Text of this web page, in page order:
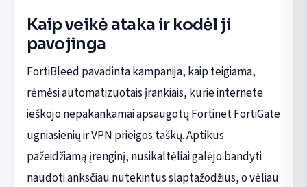
Kaip veikė ataka ir kodėl ji
pavojinga
FortiBleed pavadinta kampanija, kaip teigiama,
rėmėsi automatizuotais įrankiais, kurie internete
ieškojo nepakankamai apsaugotų Fortinet FortiGate
ugniasienių ir VPN prieigos taškų. Aptikus
pažeidžiamą įrenginį, nusikaltėliai galėjo bandyti
naudoti anksčiau nutekintus slaptažodžius, o vėliau